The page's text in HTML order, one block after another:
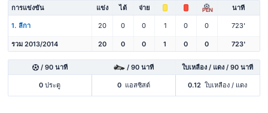
การแข่งขัน แข่ง ได้ จ่าย PEN นาที
1. ลีกา 20 0 0 1 0 0 723'
รวม 2013/2014 20 0 0 1 0 0 723'
/ 90 นาที / 90 นาที ใบเหลือง / แดง / 90 นาที
0 ประตู 0 แอสซิสต์ 0.12 ใบเหลือง / แดง